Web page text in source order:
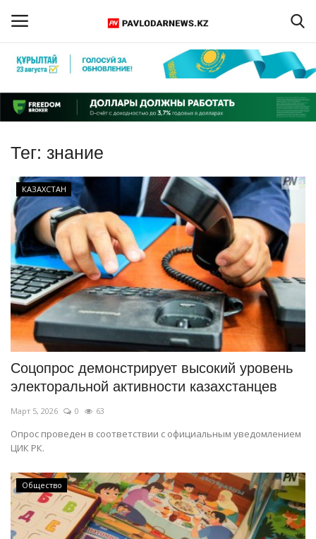
Регистрация
Главная
Обратная связь
ПАВЛОДАРСКАЯ ОБЛАСТЬ
КАЗАХСТАН
МИР
СПЕЦПРОЕКТЫ
СПОРТ
Чек-лист
РАЗВЛЕЧЕНИЯ
OFFICIAL
Курултай
Язык
Тег: знание
КАЗАХСТАН
Соцопрос демонстрирует высокий уровень
электоральной активности казахстанцев
Март 5, 2026 0 63
Опрос проведен в соответствии с официальным уведомлением
ЦИК РК.
Общество